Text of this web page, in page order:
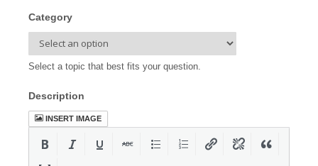
Category
Select a topic that best fits your question.
Description
INSERT IMAGE